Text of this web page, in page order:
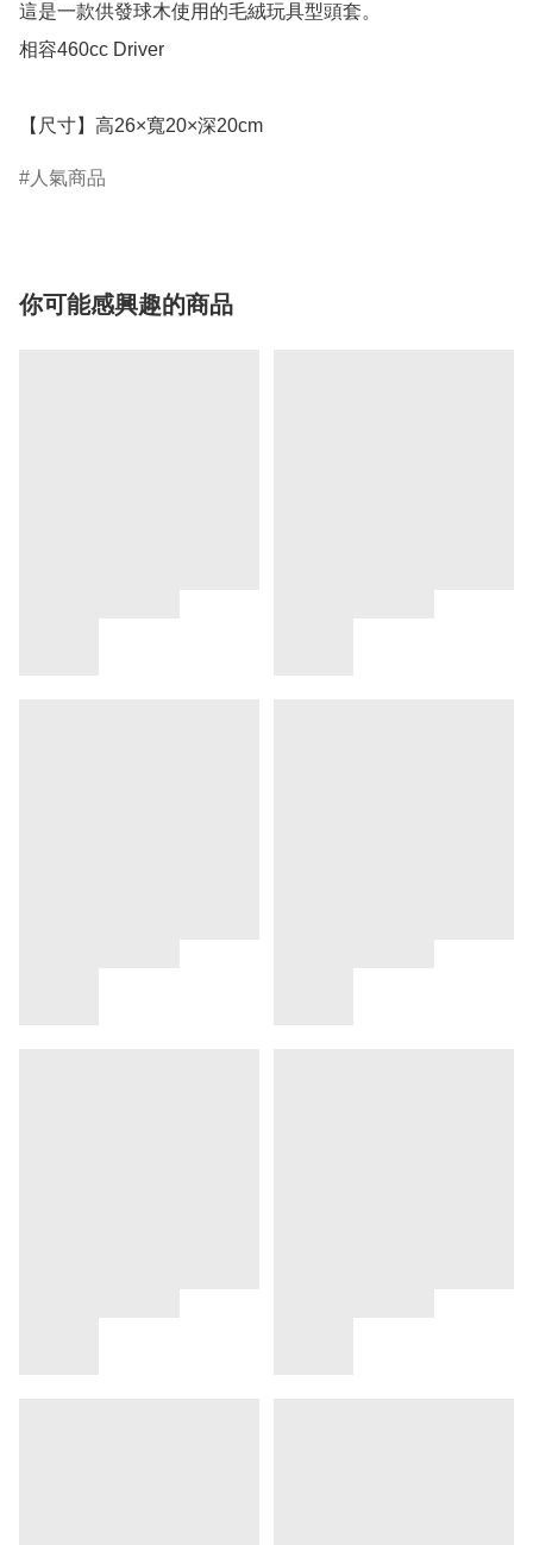
這是一款供發球木使用的毛絨玩具型頭套。
相容460cc Driver
人氣商品
你可能感興趣的商品